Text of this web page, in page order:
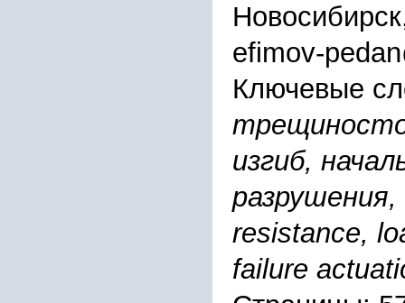
efimov-
Ключевые
изгиб,
resistance,
failure